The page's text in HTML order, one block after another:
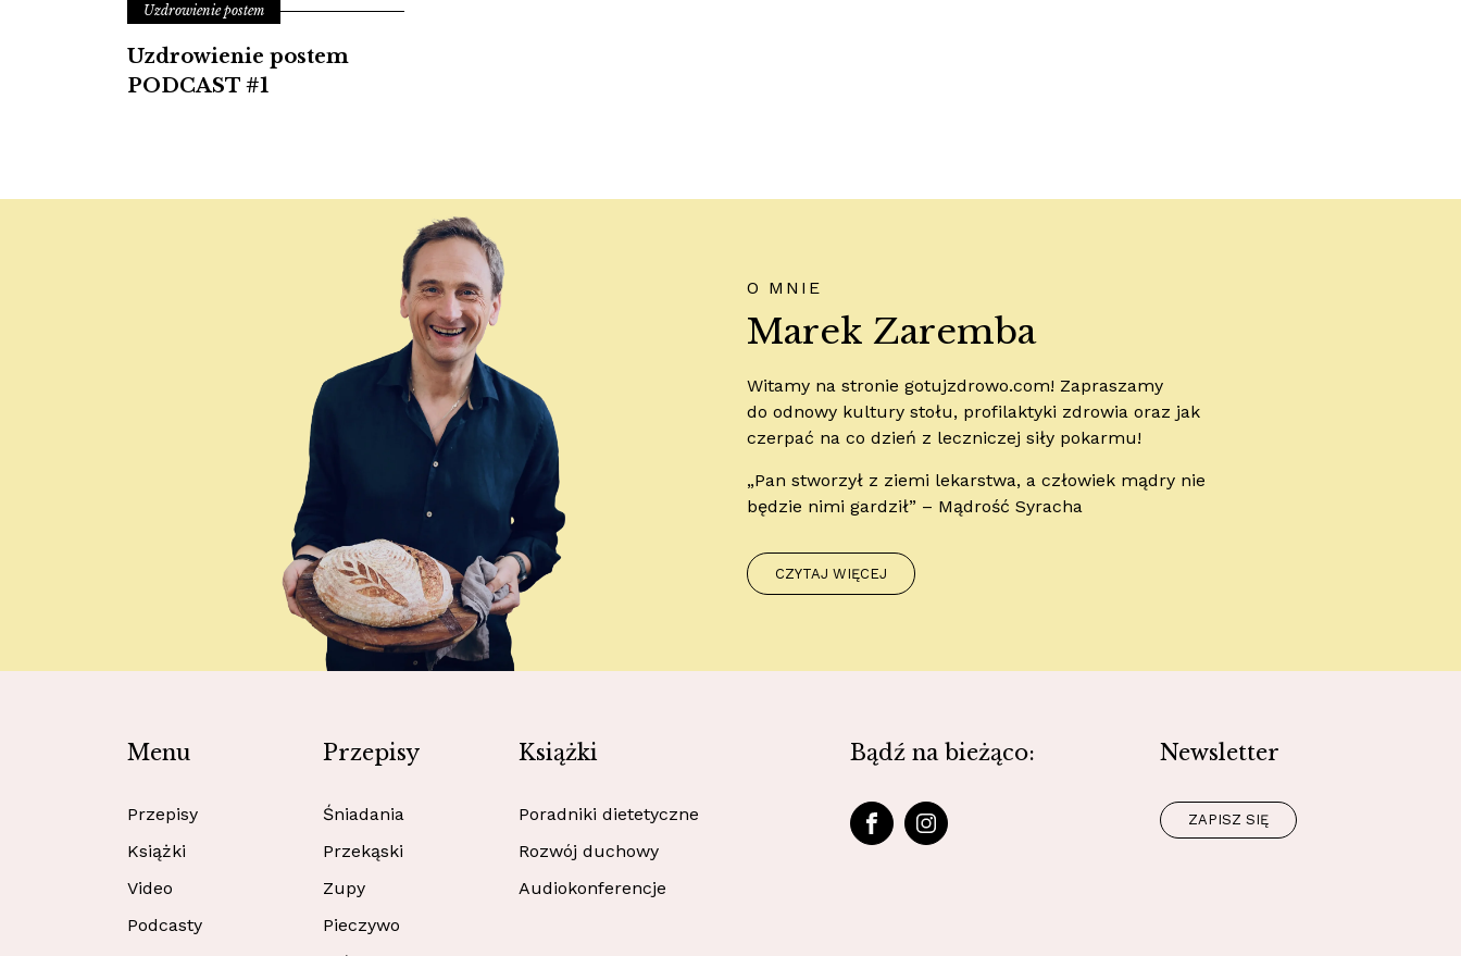
Uzdrowienie postem
Uzdrowienie postem
PODCAST #1
Marek Zaremba
O MNIE
Witamy na stronie gotujzdrowo.com! Zapraszamy
do odnowy kultury stołu, profilaktyki zdrowia oraz jak
czerpać na co dzień z leczniczej siły pokarmu!
„Pan stworzył z ziemi lekarstwa, a człowiek mądry nie
będzie nimi gardził” – Mądrość Syracha
CZYTAJ WIĘCEJ
Menu
Przepisy
Książki
Video
Podcasty
Przepisy
Śniadania
Przekąski
Zupy
Pieczywo
Książki
Poradniki dietetyczne
Rozwój duchowy
Audiokonferencje
Bądź na bieżąco: Newsletter
ZAPISZ SIĘ